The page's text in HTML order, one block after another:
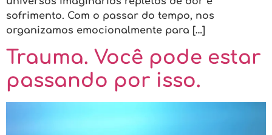
sofrimento. Com o passar do tempo, nos
organizamos emocionalmente para […]
Trauma. Você pode estar
passando por isso.